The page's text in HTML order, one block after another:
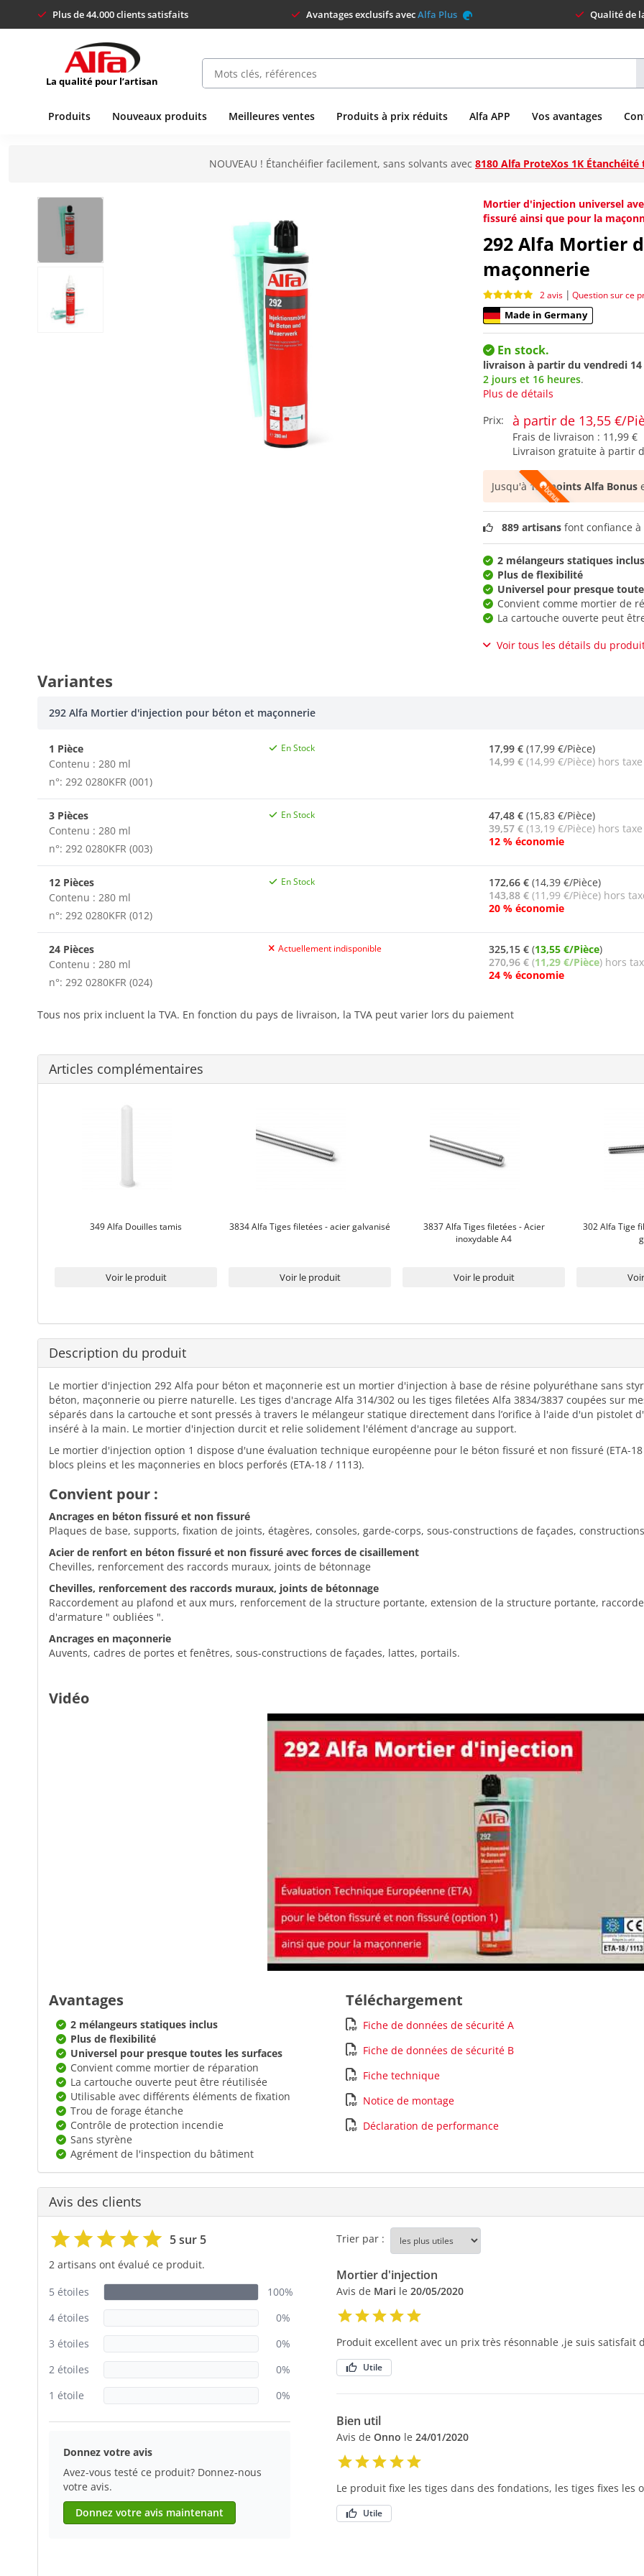
Plus de 44.000 clients satisfaits Avantages exclusifs avecAlfa Plus Qualité de
La qualité pour l’artisan
Produits Nouveaux produits Meilleures ventes Produits à prix réduits Alfa APP Vos avantages
NOUVEAU ! Étanchéifier facilement, sans solvants avec 8180 Alfa ProteXos 1K
Mortier d'injection universel
fissuré ainsi que pour la
292 Alfa Mortier
maçonnerie
2 avis | Question sur ce
Made in Germany
En stock.
livraison à partir du vendredi
2 jours et 16 heures.
Plus de détails
Prix:
à partir de 13,55 €/
Frais de livraison : 11,99 €
Livraison gratuite à partir
Jusqu'à135 points Alfa Bonus
889 artisans font confiance
2 mélangeurs statiques inclus
Plus de flexibilité
Universel pour presque
Convient comme mortier de
La cartouche ouverte peut
Voir tous les détails du
Variantes
292 Alfa Mortier d'injection pour béton et maçonnerie
1 Pièce
Contenu : 280 ml
n°: 292 0280KFR (001)
En Stock 17,99 € (17,99 €/Pièce)
14,99 € (14,99 €/Pièce) hors taxe
3 Pièces
Contenu : 280 ml
n°: 292 0280KFR (003)
En Stock 47,48 € (15,83 €/Pièce)
39,57 € (13,19 €/Pièce) hors taxe
12 % économie
12 Pièces
Contenu : 280 ml
n°: 292 0280KFR (012)
En Stock 172,66 € (14,39 €/Pièce)
143,88 € (11,99 €/Pièce) hors
20 % économie
24 Pièces
Contenu : 280 ml
n°: 292 0280KFR (024)
Actuellement indisponible 325,15 € (13,55 €/Pièce)
270,96 € (11,29 €/Pièce) hors
24 % économie
Tous nos prix incluent la TVA. En fonction du pays de livraison, la TVA peut varier lors du paiement
Articles complémentaires
349 Alfa Douilles tamis
Voir le produit
3834 Alfa Tiges filetées - acier galvanisé
Voir le produit
3837 Alfa Tiges filetées - Acier
inoxydable A4
Voir le produit
302 Alfa Tige
Description du produit
Le mortier d'injection 292 Alfa pour béton et maçonnerie est un mortier d'injection à base de résine polyuréthane sans
béton, maçonnerie ou pierre naturelle. Les tiges d'ancrage Alfa 314/302 ou les tiges filetées Alfa 3834/3837 coupées sur
séparés dans la cartouche et sont pressés à travers le mélangeur statique directement dans l’orifice à l'aide d'un pistolet
inséré à la main. Le mortier d'injection durcit et relie solidement l'élément d'ancrage au support.
Le mortier d'injection option 1 dispose d'une évaluation technique européenne pour le béton fissuré et non fissuré (ETA-
blocs pleins et les maçonneries en blocs perforés (ETA-18 / 1113).
Convient pour :
Ancrages en béton fissuré et non fissuré
Plaques de base, supports, fixation de joints, étagères, consoles, garde-corps, sous-constructions de façades,
Acier de renfort en béton fissuré et non fissuré avec forces de cisaillement
Chevilles, renforcement des raccords muraux, joints de bétonnage
Chevilles, renforcement des raccords muraux, joints de bétonnage
Raccordement au plafond et aux murs, renforcement de la structure portante, extension de la structure portante,
d'armature " oubliées ".
Ancrages en maçonnerie
Auvents, cadres de portes et fenêtres, sous-constructions de façades, lattes, portails.
Vidéo
Avantages
2 mélangeurs statiques inclus
Plus de flexibilité
Universel pour presque toutes les surfaces
Convient comme mortier de réparation
La cartouche ouverte peut être réutilisée
Utilisable avec différents éléments de fixation
Trou de forage étanche
Contrôle de protection incendie
Sans styrène
Agrément de l'inspection du bâtiment
Téléchargement
Fiche de données de sécurité A
Fiche de données de sécurité B
Fiche technique
Notice de montage
Déclaration de performance
Avis des clients
5 sur 5
2 artisans ont évalué ce produit.
5 étoiles
100%
4 étoiles
0%
3 étoiles
0%
2 étoiles
0%
1 étoile
0%
Donnez votre avis
Avez-vous testé ce produit? Donnez-nous
votre avis.
Donnez votre avis maintenant
Trier par :
Mortier d'injection
Avis de Mari le 20/05/2020
Produit excellent avec un prix très résonnable ,je suis satisfait
Utile
Bien util
Avis de Onno le 24/01/2020
Le produit fixe les tiges dans des fondations, les tiges fixes les
Utile